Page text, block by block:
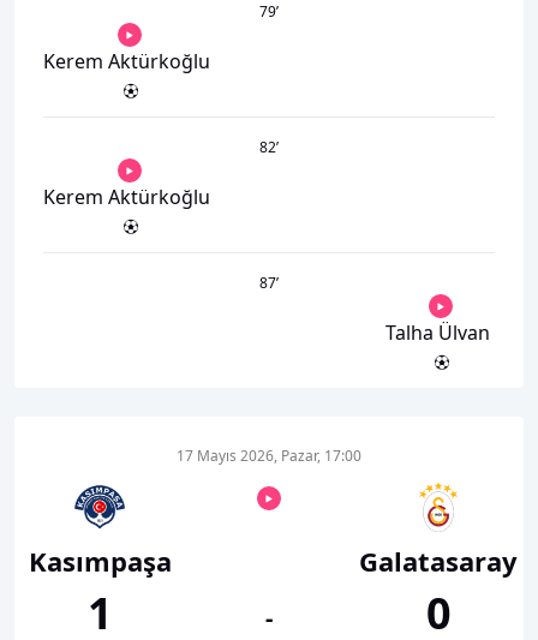
79’
Kerem Aktürkoğlu
82’
Kerem Aktürkoğlu
87’
Talha Ülvan
Kasımpaşa
1
17 Mayıs 2026, Pazar, 17:00
-
Galatasaray
0